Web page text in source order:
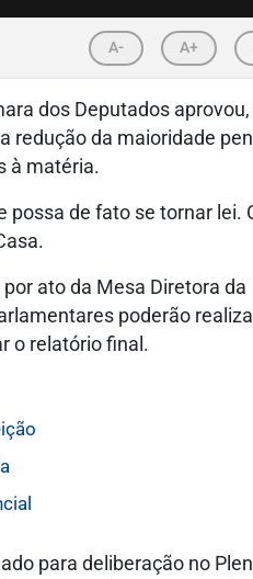
A- A+
dos Deputados
redução da maioridade
à matéria.
possa de fato se tornar lei.
ato da Mesa Diretora da
poderão
o relatório final.
para deliberação no